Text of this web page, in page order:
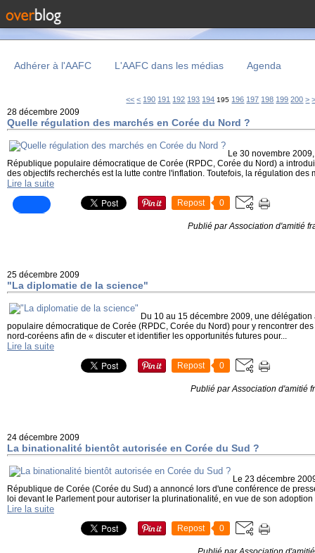
Adhérer à l'AAFC L'AAFC dans les médias Agenda
<< < 100
110
120
130
140
150
160
170
180
190 191 192 193 194 195 196 197 198 199 200 >
28 décembre 2009
Quelle régulation des marchés en Corée du Nord ?
Le 30 novembre
République populaire démocratique de Corée (RPDC, Corée du Nord) a
des objectifs recherchés est la lutte contre l'inflation. Toutefois, la régulation des
Lire la suite
Repost 0
Publié par Association d'amitié
25 décembre 2009
"La diplomatie de la science"
Du 10 au 15 décembre 2009, une
populaire démocratique de Corée (RPDC, Corée du Nord) pour y rencontrer
nord-coréens afin de « discuter et identifier les opportunités futures pour...
Lire la suite
Repost 0
Publié par Association d'amitié
24 décembre 2009
La binationalité bientôt autorisée en Corée du Sud ?
Le 23 décembre
République de Corée (Corée du Sud) a annoncé lors d'une conférence de
loi devant le Parlement pour autoriser la plurinationalité, en vue de son adoption
Lire la suite
Repost 0